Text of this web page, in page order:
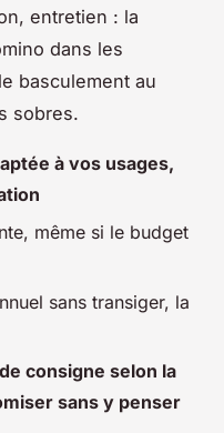
entretien : la
dans les
basculement au
sobres.
à vos usages,
même si le budget
sans transiger, la
consigne selon la
sans y penser